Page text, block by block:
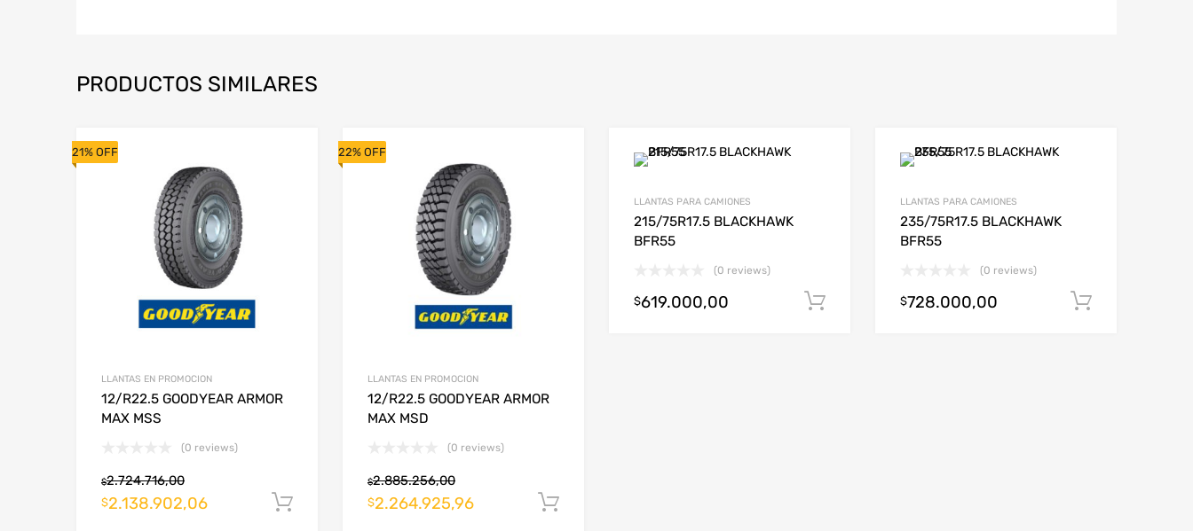
PRODUCTOS SIMILARES
21% OFF
LLANTAS EN PROMOCION
12/R22.5 GOODYEAR ARMOR
MAX MSS
(0 reviews)
$2.724.716,00
$2.138.902,06 Añadir al carrito
22% OFF
LLANTAS EN PROMOCION
12/R22.5 GOODYEAR ARMOR
MAX MSD
(0 reviews)
$2.885.256,00
$2.264.925,96
LLANTAS PARA CAMIONES
215/75R17.5 BLACKHAWK
BFR55
(0 reviews)
$619.000,00 Añadir al carrito
LLANTAS PARA CAMIONES
235/75R17.5 BLACKHAWK
BFR55
(0 reviews)
$728.000,00